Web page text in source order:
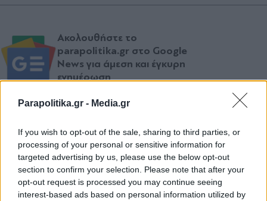
Parapolitika.gr - Media.gr
If you wish to opt-out of the sale, sharing to third parties, or
processing of your personal or sensitive information for
targeted advertising by us, please use the below opt-out
section to confirm your selection. Please note that after your
opt-out request is processed you may continue seeing
interest-based ads based on personal information utilized by
Ακολουθήστε το
parapolitika.gr στο Google
News για άμεση και έγκυρη
ενημέρωση
Ακολουθήστε μας στο
Ακολουθήστε μας στο
twitter